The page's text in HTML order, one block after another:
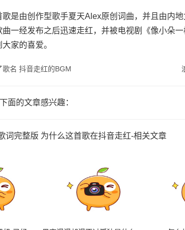
歌是由创作型歌手夏天Alex原创词曲，并且由内
曲一经发布之后迅速走红，并被电视剧《像小朵
家的喜爱。
歌名 抖音走红的BGM
面的文章感兴趣：
词完整版 为什么这首歌在抖音走红-相关文章